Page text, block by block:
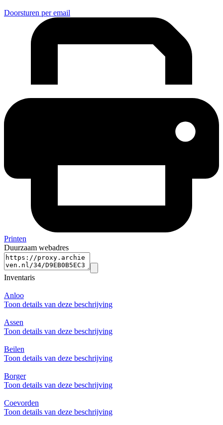
Doorsturen per email
Printen
Duurzaam webadres
Inventaris
Anloo
Toon details van deze beschrijving
Assen
Toon details van deze beschrijving
Beilen
Toon details van deze beschrijving
Borger
Toon details van deze beschrijving
Coevorden
Toon details van deze beschrijving